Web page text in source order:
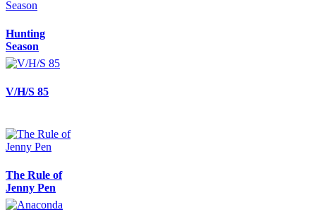
Hunting
Season
V/H/S 85
The Rule of
Jenny Pen